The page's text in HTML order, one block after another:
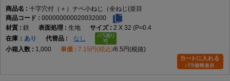
十字穴付（＋）ナベ小ねじ（全ねじ(並目
000000000020032000
鉄
生地
2 X 32 (P=0.4
在庫
あり
なし
1,000
7.15円(税込) 6.5円(税抜)